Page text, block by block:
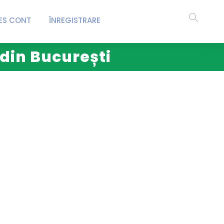
CONT ÎNREGISTRARE
București